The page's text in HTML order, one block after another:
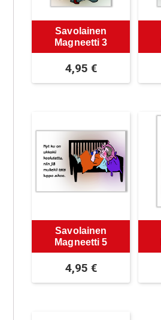
Savolainen
Magneetti 3
4,95 €
Savolainen
Magneetti 5
4,95 €